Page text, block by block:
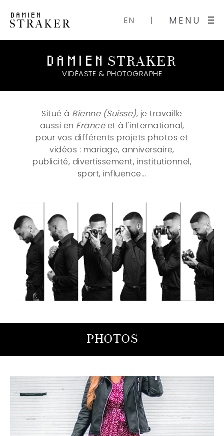
EN MENU
DAMIEN STRAKER
VIDÉASTE & PHOTOGRAPHE
Situé à Bienne (Suisse), je travaille
aussi en Franceet à l'international,
pour vos différents projets photos et
vidéos : mariage, anniversaire,
publicité, divertissement, institutionnel,
sport, influence...
PHOTOS